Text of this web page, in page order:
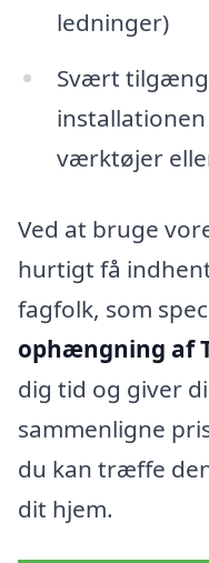
ledninger)
Svært
værktøjer
Ved at bruge
hurtigt få
fagfolk, som
ophængning af
dig tid og giver
sammenligne
du kan træffe
dit hjem.